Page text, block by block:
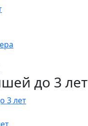
до 3 лет
3 лет